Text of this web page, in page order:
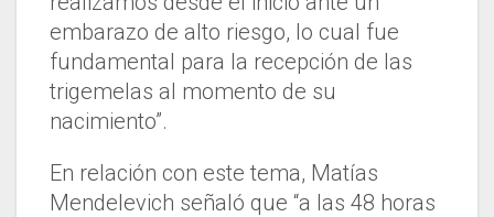
embarazo de alto riesgo, lo cual fue
fundamental para la recepción de las
trigemelas al momento de su
nacimiento”.
En relación con este tema, Matías
Mendelevich señaló que “a las 48 horas